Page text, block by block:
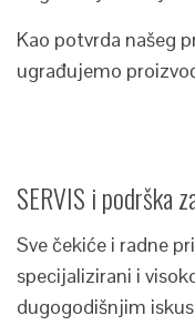
Kao potvrda našeg
ugrađujemo
SERVIS i podrška
Sve čekiće i radne
specijalizirani i
dugogodišnjim